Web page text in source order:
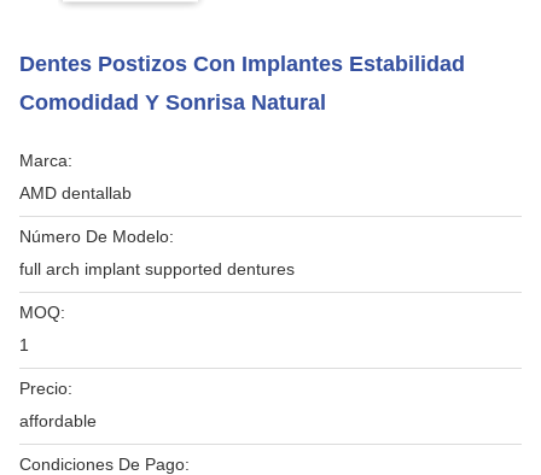
Dentes Postizos Con Implantes Estabilidad
Comodidad Y Sonrisa Natural
Marca:
AMD dentallab
Número De Modelo:
full arch implant supported dentures
MOQ:
1
Precio:
affordable
Condiciones De Pago: